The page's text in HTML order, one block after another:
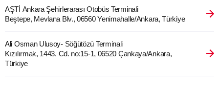
AŞTİ Ankara Şehirlerarası Otobüs Terminali
Beştepe, Mevlana Blv., 06560 Yenimahalle/Ankara, Türkiye
Ali Osman Ulusoy- Söğütözü Terminali
Kızılırmak, 1443. Cd. no:15-1, 06520 Çankaya/Ankara,
Türkiye